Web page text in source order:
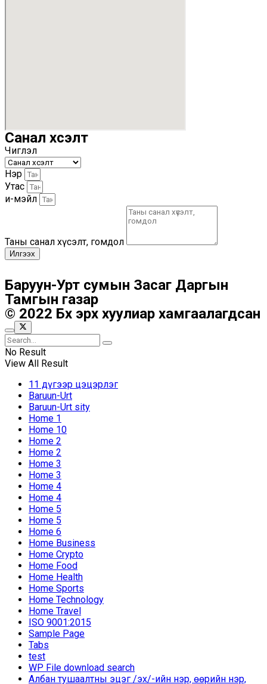
Санал хүсэлт
Чиглэл
Нэр
Утас
и-мэйл
Таны санал хүсэлт, гомдол
Илгээх
Баруун-Урт сумын Засаг Даргын
Тамгын газар
© 2022 Бүх эрх хуулиар хамгаалагдсан
No Result
View All Result
11 дүгээр цэцэрлэг
Baruun-Urt
Baruun-Urt sity
Home 1
Home 10
Home 2
Home 2
Home 3
Home 3
Home 4
Home 4
Home 5
Home 5
Home 6
Home Business
Home Crypto
Home Food
Home Health
Home Sports
Home Technology
Home Travel
ISO 9001:2015
Sample Page
Tabs
test
WP File download search
Албан тушаалтны эцэг /эх/-ийн нэр, өөрийн нэр,